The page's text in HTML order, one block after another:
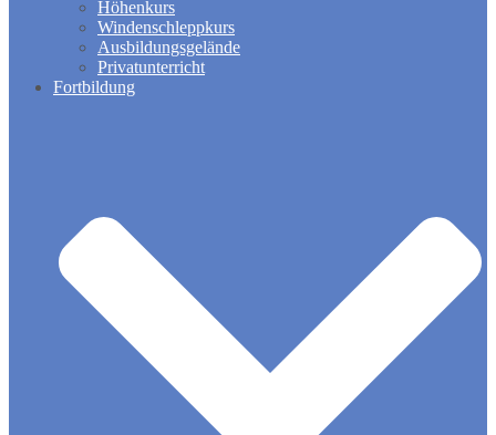
Höhenkurs
Windenschleppkurs
Ausbildungsgelände
Privatunterricht
Fortbildung